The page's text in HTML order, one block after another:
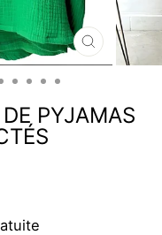
FERMER
(ESC)
PYJAMAS